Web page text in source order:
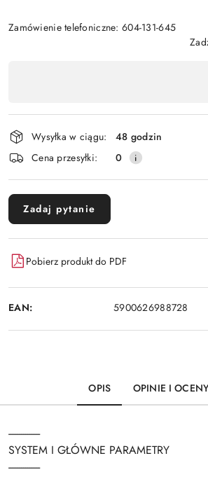
Zamówienie telefoniczne: 604-131-645
płatność
i
dostawa
Wysyłka w ciągu:
48 godzin
Cena przesyłki:
0
Zadaj pytanie
Pobierz produkt do PDF
EAN: 5900626988728
OPIS OPINIE I
---------------
SYSTEM I GŁÓWNE PARAMETRY
---------------